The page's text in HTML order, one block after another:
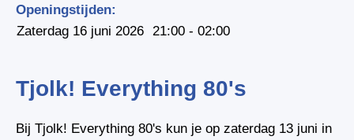
Openingstijden:
Zaterdag 16 juni 2026 21:00 - 02:00
Tjolk! Everything 80's
Bij Tjolk! Everything 80's kun je op zaterdag 13 juni in